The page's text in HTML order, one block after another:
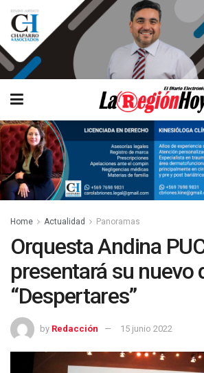
Home Actualidad Panoramas
Orquesta Andina
presentará su nuevo
“Despertares”
by Redacción 15 junio 2022